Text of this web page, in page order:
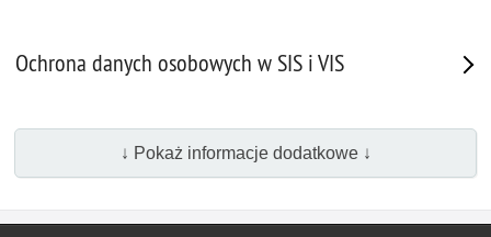
Ochrona danych osobowych w SIS i VIS
↓ Pokaż informacje dodatkowe ↓